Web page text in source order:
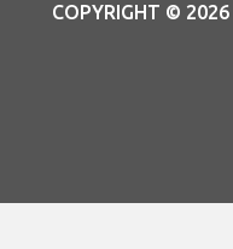
COPYRIGHT ©